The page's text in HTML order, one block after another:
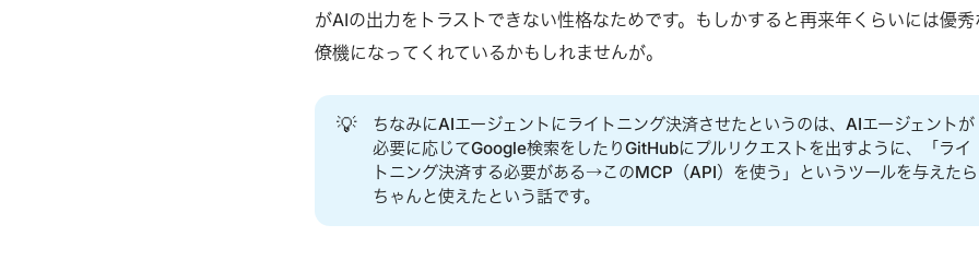
がAIの出力をトラストできない性格なためです。もしかすると再来年くらいには優秀
僚機になってくれているかもしれませんが。
💡
ちなみにAIエージェントにライトニング決済させたというのは、AIエージェントが
必要に応じてGoogle検索をしたりGitHubにプルリクエストを出すように、「ライ
トニング決済する必要がある→このMCP（API）を使う」というツールを与えたら
ちゃんと使えたという話です。